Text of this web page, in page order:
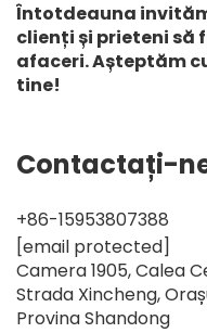
Întotdeauna
clienți și prieteni să
afaceri. Așteptăm
tine!
Contactați-
+86-15953807388
[email protected]
Camera 1905, Calea
Strada Xincheng,
Provina Shandong